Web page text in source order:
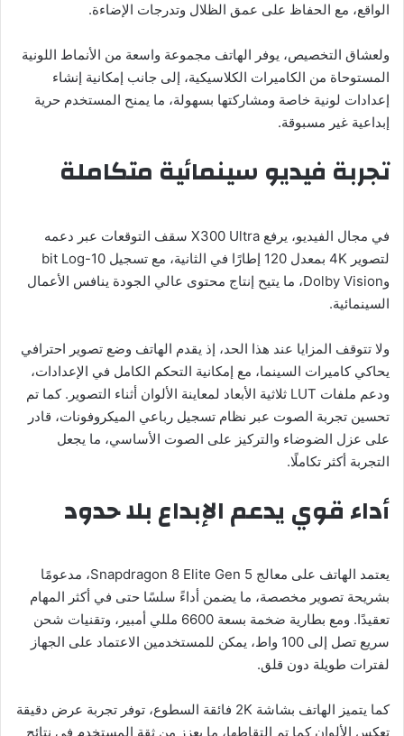
الواقع، مع الحفاظ على عمق الظلال وتدرجات الإضاءة.
ولعشاق التخصيص، يوفر الهاتف مجموعة واسعة من الأنماط اللونية
المستوحاة من الكاميرات الكلاسيكية، إلى جانب إمكانية إنشاء
إعدادات لونية خاصة ومشاركتها بسهولة، ما يمنح المستخدم حرية
إبداعية غير مسبوقة.
تجربة فيديو سينمائية متكاملة
في مجال الفيديو، يرفع X300 Ultra سقف التوقعات عبر دعمه
لتصوير 4K بمعدل 120 إطارًا في الثانية، مع تسجيل 10-bit Log
وDolby Vision، ما يتيح إنتاج محتوى عالي الجودة ينافس الأعمال
السينمائية.
ولا تتوقف المزايا عند هذا الحد، إذ يقدم الهاتف وضع تصوير احترافي
يحاكي كاميرات السينما، مع إمكانية التحكم الكامل في الإعدادات،
ودعم ملفات LUT ثلاثية الأبعاد لمعاينة الألوان أثناء التصوير. كما تم
تحسين تجربة الصوت عبر نظام تسجيل رباعي الميكروفونات، قادر
على عزل الضوضاء والتركيز على الصوت الأساسي، ما يجعل
التجربة أكثر تكاملًا.
أداء قوي يدعم الإبداع بلا حدود
يعتمد الهاتف على معالج Snapdragon 8 Elite Gen 5، مدعومًا
بشريحة تصوير مخصصة، ما يضمن أداءً سلسًا حتى في أكثر المهام
تعقيدًا. ومع بطارية ضخمة بسعة 6600 مللي أمبير، وتقنيات شحن
سريع تصل إلى 100 واط، يمكن للمستخدمين الاعتماد على الجهاز
لفترات طويلة دون قلق.
كما يتميز الهاتف بشاشة 2K فائقة السطوع، توفر تجربة عرض دقيقة
تعكس الألوان كما تم التقاطها، ما يعزز من ثقة المستخدم في نتائج